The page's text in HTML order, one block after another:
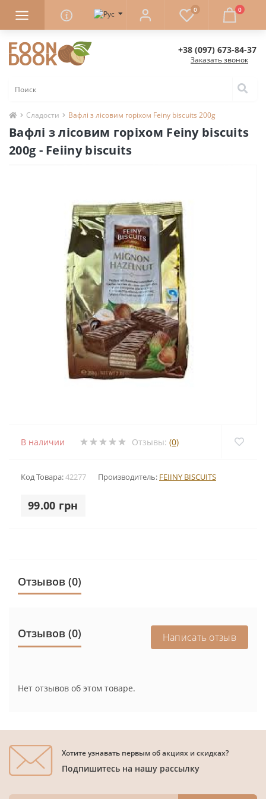
0 0
+38 (097) 673-84-37
Заказать звонок
Сладости Вафлі з лісовим горіхом Feiny biscuits 200g
Вафлі з лісовим горіхом Feiny biscuits
200g - Feiiny biscuits
В наличии Отзывы: (0)
Код Товара:42277 Производитель: FEIINY BISCUITS
99.00 грн
Отзывов (0)
Отзывов (0) Написать отзыв
Нет отзывов об этом товаре.
Хотите узнавать первым об акциях и скидках?
Подпишитесь на нашу рассылку